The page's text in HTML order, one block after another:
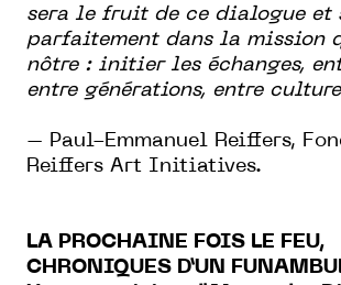
sera le fruit de ce dialogue et
parfaitement dans la mission
nôtre : initier les échanges,
entre générations, entre
– Paul-Emmanuel Reiffers,
Reiffers Art Initiatives.
LA PROCHAINE FOIS LE FEU,
CHRONIQUES D’UN